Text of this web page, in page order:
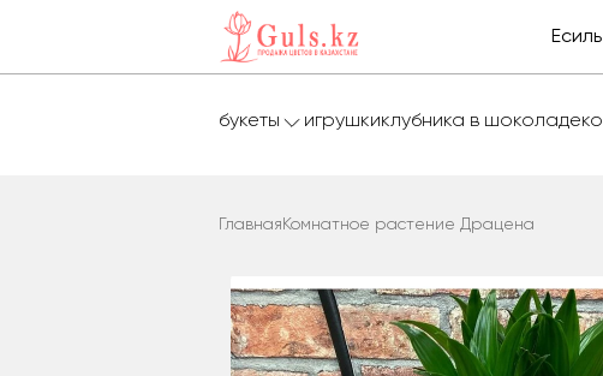
Есиль
букеты игрушкиклубника в шоколаде
Главная Комнатное растение Драцена